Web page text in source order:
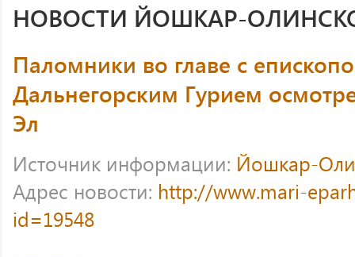
НОВОСТИ ЙОШКАР-
Паломники во главе с
Дальнегорским Гурием
Эл
Источник информации: Йошкар-
Адрес новости: http://www.mari-
id=19548